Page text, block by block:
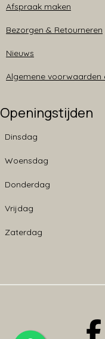
Afspraak maken
Bezorgen & Retourneren
Nieuws
Algemene voorwaarden
Openingstijden
Dinsdag
Woensdag
Donderdag
Vrijdag
Zaterdag